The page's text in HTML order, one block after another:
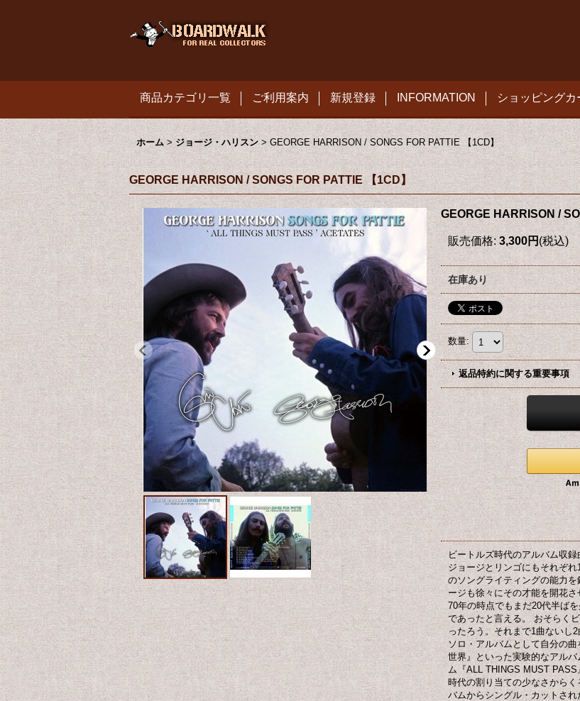
商品カテゴリ一覧 ご利用案内 新規登録 INFORMATION ショッピングカ
ホーム > ジョージ・ハリスン > GEORGE HARRISON / SONGS FOR PATTIE 【1CD】
GEORGE HARRISON / SONGS FOR PATTIE 【1CD】
GEORGE HARRISON /
販売価格: 3,300円 (税込)
在庫あり
数量:
返品特約に関する重要事項
ビートルズ時代のアルバム収
ジョージとリンゴにもそれぞ
のソングライティングの能力
ージも徐々にその才能を開花
70年の時点でもまだ20代半ば
であったと言える。 おそらく
ったろう。それまで1曲ないし
ソロ・アルバムとして自分の
世界』といった実験的なアル
ム『ALL THINGS MUST
時代の割り当ての少なさから
バムからシングル・カットさ